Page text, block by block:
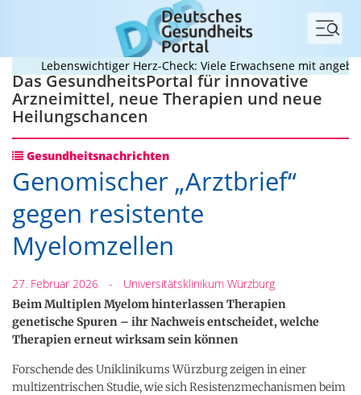
Menü
Lebenswichtiger Herz-Check: Viele Erwachsene mit
Das GesundheitsPortal für innovative
Arzneimittel, neue Therapien und neue
Heilungschancen
Gesundheitsnachrichten
Genomischer „Arztbrief“
gegen resistente
Myelomzellen
27. Februar 2026 - Universitätsklinikum Würzburg
Beim Multiplen Myelom hinterlassen Therapien
genetische Spuren – ihr Nachweis entscheidet, welche
Therapien erneut wirksam sein können
Forschende des Uniklinikums Würzburg zeigen in einer
multizentrischen Studie, wie sich Resistenzmechanismen beim